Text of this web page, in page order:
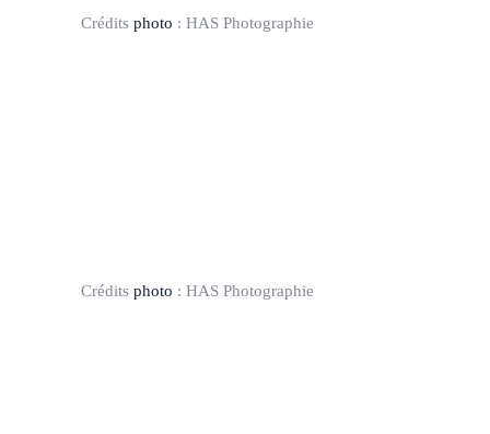
Crédits photo : HAS Photographie
Crédits photo : HAS Photographie